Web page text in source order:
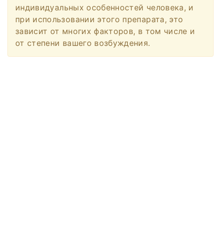
индивидуальных особенностей человека, и
при использовании этого препарата, это
зависит от многих факторов, в том числе и
от степени вашего возбуждения.